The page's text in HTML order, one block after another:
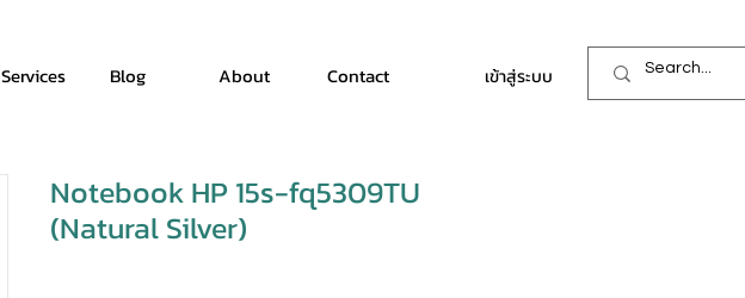
Services Blog About Contact เข้าสู่ระบบ
Notebook HP 15s-fq5309TU
(Natural Silver)